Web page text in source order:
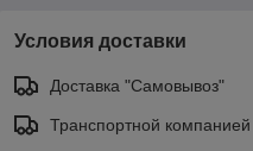
Условия доставки
Доставка "Самовывоз"
Транспортной